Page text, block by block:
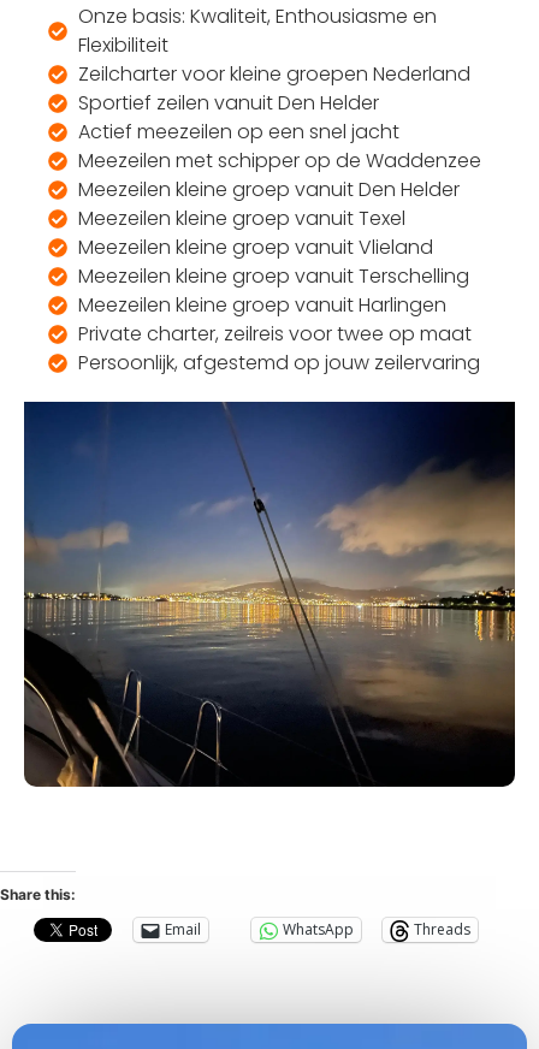
Onze basis: Kwaliteit, Enthousiasme en
Flexibiliteit
Zeilcharter voor kleine groepen Nederland
Sportief zeilen vanuit Den Helder
Actief meezeilen op een snel jacht
Meezeilen met schipper op de Waddenzee
Meezeilen kleine groep vanuit Den Helder
Meezeilen kleine groep vanuit Texel
Meezeilen kleine groep vanuit Vlieland
Meezeilen kleine groep vanuit Terschelling
Meezeilen kleine groep vanuit Harlingen
Private charter, zeilreis voor twee op maat
Persoonlijk, afgestemd op jouw zeilervaring
Share this:
Email WhatsApp Threads